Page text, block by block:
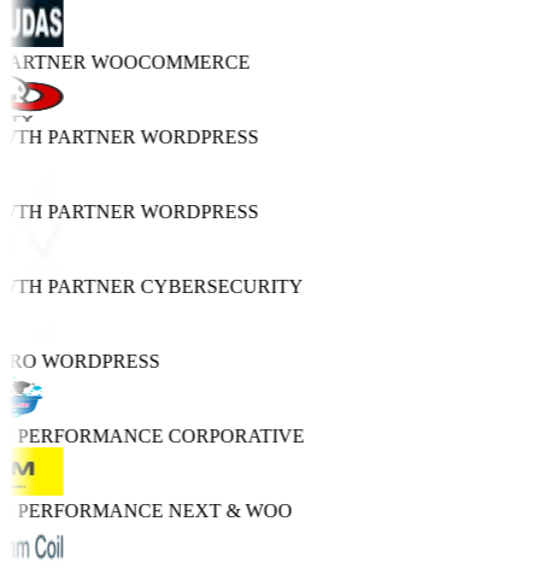
WOOCOMMERCE
PARTNERWORDPRESS
PARTNERWORDPRESS
PARTNERCYBERSECURITY
WORDPRESS
PERFORMANCECORPORATIVE
PERFORMANCENEXT & WOO